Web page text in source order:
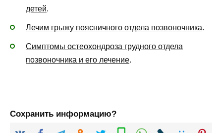
детей.
Лечим грыжу поясничного отдела позвоночника.
Симптомы остеохондроза грудного отдела
позвоночника и его лечение.
Сохранить информацию?